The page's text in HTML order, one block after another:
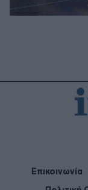
Επικοινωνία